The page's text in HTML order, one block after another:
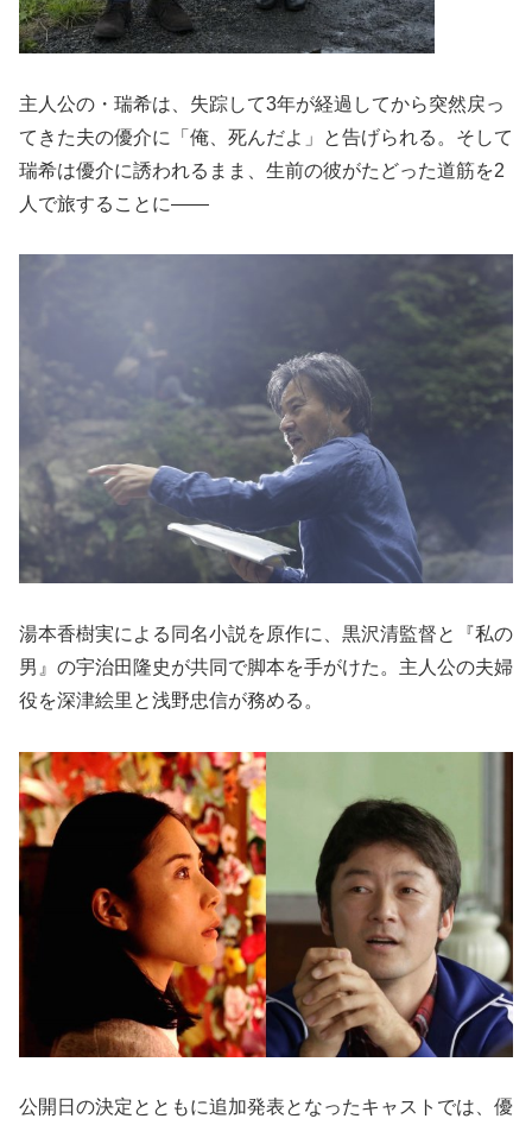
主人公の・瑞希は、失踪して3年が経過してから突然戻っ
てきた夫の優介に「俺、死んだよ」と告げられる。そして
瑞希は優介に誘われるまま、生前の彼がたどった道筋を2
人で旅することに――
湯本香樹実による同名小説を原作に、黒沢清監督と『私の
男』の宇治田隆史が共同で脚本を手がけた。主人公の夫婦
役を深津絵里と浅野忠信が務める。
公開日の決定とともに追加発表となったキャストでは、優